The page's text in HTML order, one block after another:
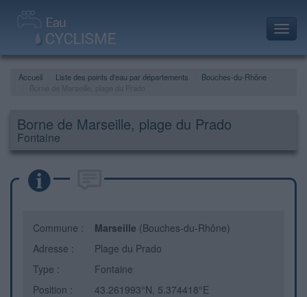
Accueil Liste des points d'eau par départements
Bouches-du-Rhône
Borne de Marseille, plage du Prado
Fontaine
Commune : Marseille (Bouches-du-Rhône)
Adresse :
Plage du Prado
Type :
Fontaine
Position :
43.261993°N, 5.374418°E